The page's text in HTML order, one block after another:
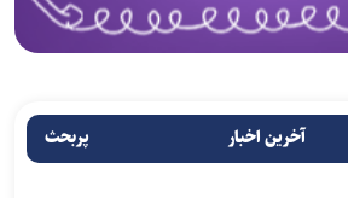
آخرین اخبار پربحث